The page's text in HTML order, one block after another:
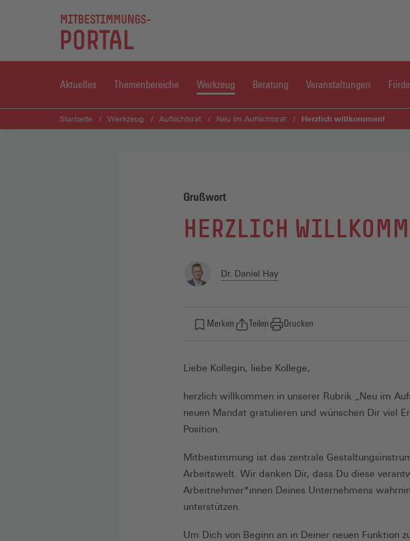
Aktuelles Themenbereiche Werkzeug Beratung Veranstaltungen
Startseite Werkzeug Aufsichtsrat Neu im Aufsichtsrat Herzlich willkommen!
Grußwort
HERZLICH
Dr. Daniel Hay
Merken Teilen Drucken
Liebe Kollegin, liebe Kollege,
herzlich willkommen in unserer Rubrik „Neu im
neuen Mandat gratulieren und wünschen Dir viel
Position.
Mitbestimmung ist das zentrale
Arbeitswelt. Wir danken Dir, dass Du diese
Arbeitnehmer*innen Deines Unternehmens
unterstützen.
Um Dich von Beginn an in Deiner neuen Funktion